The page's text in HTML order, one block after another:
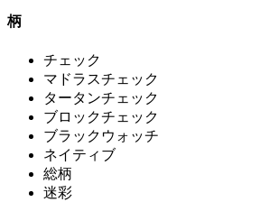
柄
チェック
マドラスチェック
タータンチェック
ブロックチェック
ブラックウォッチ
ネイティブ
総柄
迷彩